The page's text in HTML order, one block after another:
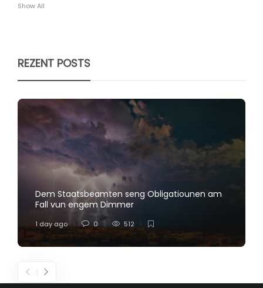
Show All
REZENT POSTS
Dem Staatsbeamten seng Obligatiounen am
Fall vun engem Dimmer
1 day ago 0 512